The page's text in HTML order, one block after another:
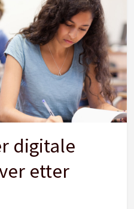
digitale
etter